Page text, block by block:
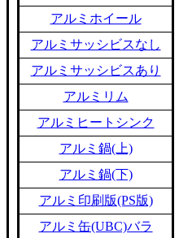
アルミホイール
アルミサッシビスなし
アルミサッシビスあり
アルミリム
アルミヒートシンク
アルミ鍋(上)
アルミ鍋(下)
アルミ印刷版(PS版)
アルミ缶(UBC)バラ